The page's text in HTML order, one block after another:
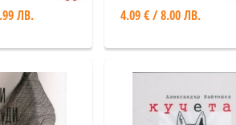
ЛВ. 4.09 € / 8.00 ЛВ.